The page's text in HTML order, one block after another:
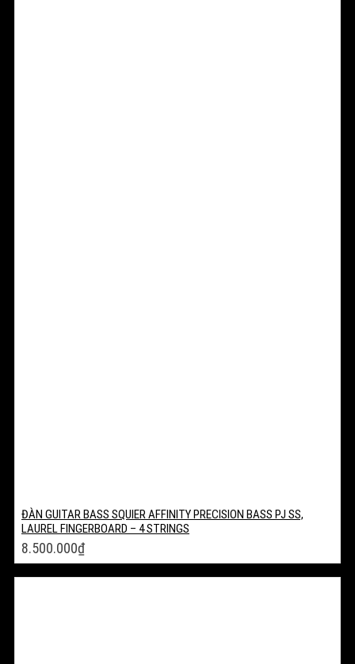
ĐÀN GUITAR BASS SQUIER AFFINITY PRECISION BASS PJ SS,
LAUREL FINGERBOARD – 4 STRINGS
8.500.000₫